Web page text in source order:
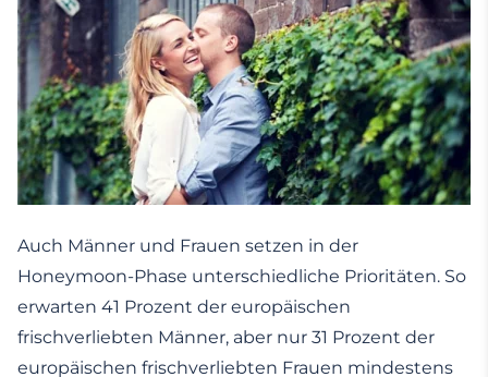
Auch Männer und Frauen setzen in der
Honeymoon-Phase unterschiedliche Prioritäten. So
erwarten 41 Prozent der europäischen
frischverliebten Männer, aber nur 31 Prozent der
europäischen frischverliebten Frauen mindestens